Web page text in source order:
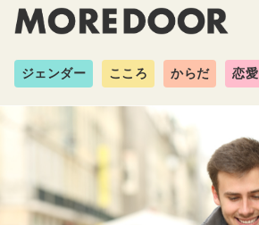
ジェンダー こころ からだ 恋愛